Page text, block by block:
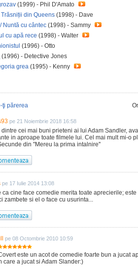
(1999) - Phil D'Amato
din Queens (1998) - Dave
Nuntă cu cântec (1998) - Sammy
cu apă rece (1998) - Walter
(1996) - Otto
(1996) - Detective Jones
grea (1995) - Kenny
ţi părerea
pe 21 Noiembrie 2018 16:58
dintre cei mai buni prieteni ai lui Adam Sandler,
in aproape toate filmele lui. Cel mai mult mi-o
din ''Mereu la prima intalnire''
pe 17 Iulie 2014 13:08
ca cine face comedie merita toate aprecierile; este
zambete si el o face cu usurinta...
pe 08 Octombrie 2010 10:59
este un acot de comedie foarte bun a jucat
care a jucat si Adam Slander:)